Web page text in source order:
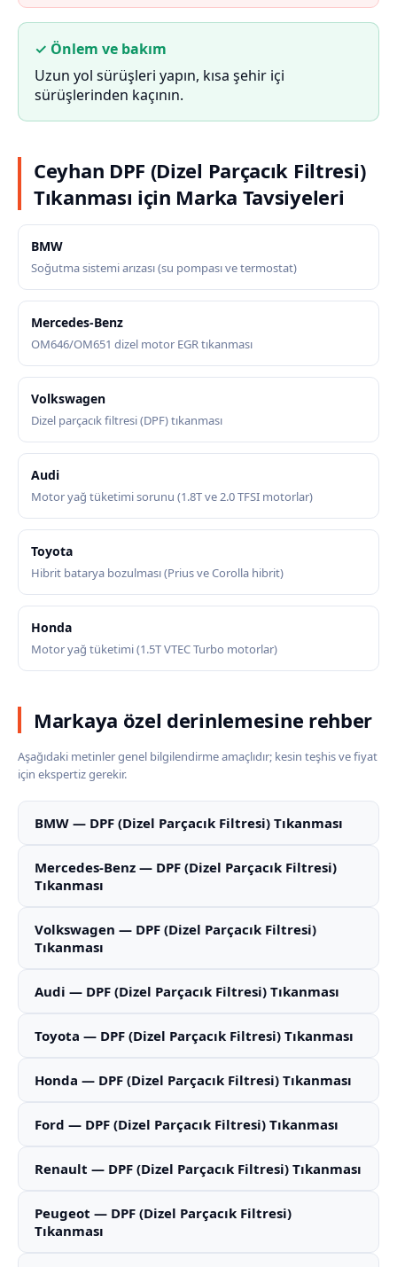
✓ Önlem ve bakım
Uzun yol sürüşleri yapın, kısa şehir içi
sürüşlerinden kaçının.
Ceyhan DPF (Dizel Parçacık Filtresi)
Tıkanması için Marka Tavsiyeleri
BMW
Soğutma sistemi arızası (su pompası ve termostat)
Mercedes-Benz
OM646/OM651 dizel motor EGR tıkanması
Volkswagen
Dizel parçacık filtresi (DPF) tıkanması
Audi
Motor yağ tüketimi sorunu (1.8T ve 2.0 TFSI motorlar)
Toyota
Hibrit batarya bozulması (Prius ve Corolla hibrit)
Honda
Motor yağ tüketimi (1.5T VTEC Turbo motorlar)
Markaya özel derinlemesine rehber
Aşağıdaki metinler genel bilgilendirme amaçlıdır; kesin teşhis ve fiyat
için ekspertiz gerekir.
BMW — DPF (Dizel Parçacık Filtresi) Tıkanması
Mercedes-Benz — DPF (Dizel Parçacık Filtresi)
Tıkanması
Volkswagen — DPF (Dizel Parçacık Filtresi)
Tıkanması
Audi — DPF (Dizel Parçacık Filtresi) Tıkanması
Toyota — DPF (Dizel Parçacık Filtresi) Tıkanması
Honda — DPF (Dizel Parçacık Filtresi) Tıkanması
Ford — DPF (Dizel Parçacık Filtresi) Tıkanması
Renault — DPF (Dizel Parçacık Filtresi) Tıkanması
Peugeot — DPF (Dizel Parçacık Filtresi)
Tıkanması